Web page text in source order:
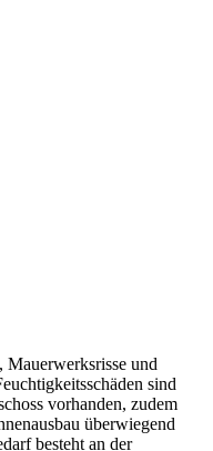
Mauerwerksrisse und
sind
vorhanden, zudem
überwiegend
besteht an der